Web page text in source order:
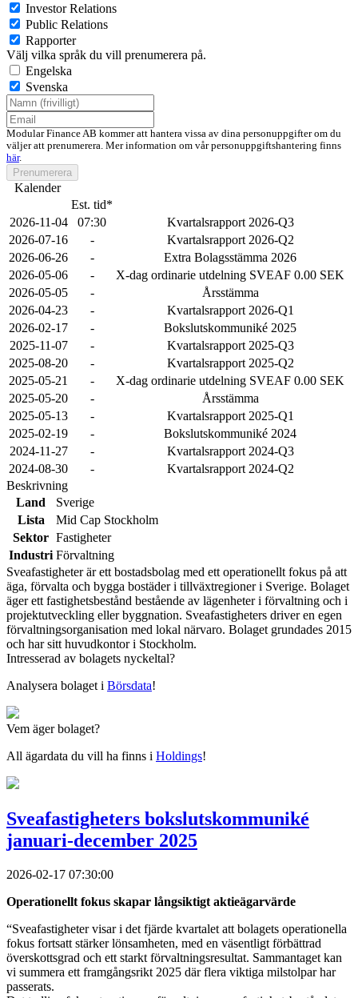
Investor Relations
Public Relations
Rapporter
Välj vilka språk du vill prenumerera på.
Engelska
Svenska
Modular Finance AB kommer att hantera vissa av dina personuppgifter om du
väljer att prenumerera. Mer information om vår personuppgiftshantering finns
här.
Prenumerera
Kalender
Est. tid*
2026-11-04
07:30
Kvartalsrapport 2026-Q3
2026-07-16
-
Kvartalsrapport 2026-Q2
2026-06-26
-
Extra Bolagsstämma 2026
2026-05-06
-
X-dag ordinarie utdelning SVEAF 0.00 SEK
2026-05-05
-
Årsstämma
2026-04-23
-
Kvartalsrapport 2026-Q1
2026-02-17
-
Bokslutskommuniké 2025
2025-11-07
-
Kvartalsrapport 2025-Q3
2025-08-20
-
Kvartalsrapport 2025-Q2
2025-05-21
-
X-dag ordinarie utdelning SVEAF 0.00 SEK
2025-05-20
-
Årsstämma
2025-05-13
-
Kvartalsrapport 2025-Q1
2025-02-19
-
Bokslutskommuniké 2024
2024-11-27
-
Kvartalsrapport 2024-Q3
2024-08-30
-
Kvartalsrapport 2024-Q2
Beskrivning
Land
Sverige
Lista
Mid Cap Stockholm
Sektor Fastigheter
Industri Förvaltning
Sveafastigheter är ett bostadsbolag med ett operationellt fokus på att
äga, förvalta och bygga bostäder i tillväxtregioner i Sverige. Bolaget
äger ett fastighetsbestånd bestående av lägenheter i förvaltning och i
projektutveckling eller byggnation. Sveafastigheters driver en egen
förvaltningsorganisation med lokal närvaro. Bolaget grundades 2015
och har sitt huvudkontor i Stockholm.
Intresserad av bolagets nyckeltal?
Analysera bolaget i Börsdata!
Vem äger bolaget?
All ägardata du vill ha finns i Holdings!
Sveafastigheters bokslutskommuniké
januari-december 2025
2026-02-17 07:30:00
Operationellt fokus skapar långsiktigt aktieägarvärde
“Sveafastigheter visar i det fjärde kvartalet att bolagets operationella
fokus fortsatt stärker lönsamheten, med en väsentligt förbättrad
överskottsgrad och ett starkt förvaltningsresultat. Sammantaget kan
vi summera ett framgångsrikt 2025 där flera viktiga milstolpar har
passerats.